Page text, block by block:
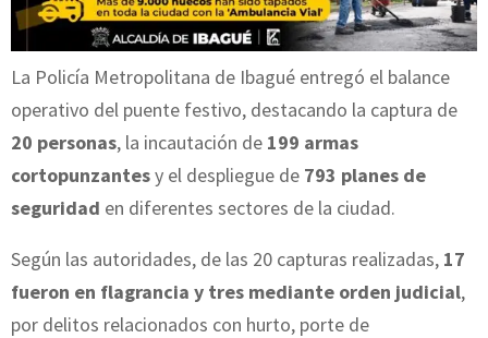
La Policía Metropolitana de Ibagué entregó el balance
operativo del puente festivo, destacando la captura de
20 personas, la incautación de 199 armas
cortopunzantesy el despliegue de 793 planes de
seguridad en diferentes sectores de la ciudad.
Según las autoridades, de las 20 capturas realizadas, 17
fueron en flagrancia y tres mediante orden judicial,
por delitos relacionados con hurto, porte de